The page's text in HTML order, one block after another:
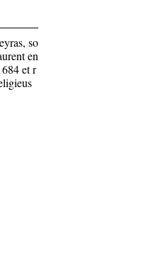
so
en
et r